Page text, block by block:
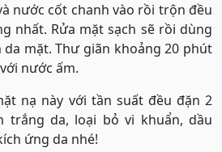
nước cốt chanh vào rồi trộn đều
nhất. Rửa mặt sạch sẽ rồi dùng
mặt. Thư giãn khoảng 20 phút
nước ấm.
nạ này với tần suất đều đặn 2
trắng da, loại bỏ vi khuẩn, dầu
ứng da nhé!